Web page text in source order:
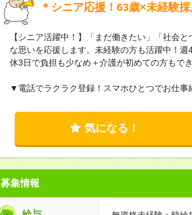
＊シニア応援！63歳×未経験
【シニア活躍中！】「まだ働きたい」「社会
な思いを応援します。未経験の方も活躍中！
休3日で負担も少なめ＋介護が初めての方もで
▼電話でラクラク登録！スマホひとつでお仕事
気になる！
募集情報